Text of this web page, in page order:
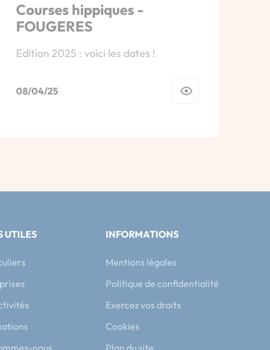
Courses hippiques -
FOUGERES
Edition 2025 : voici les dates !
08/04/25
UTILES
nous
INFORMATIONS
Mentions légales
Politique de confidentialité
Exercez vos droits
Cookies
Plan du site